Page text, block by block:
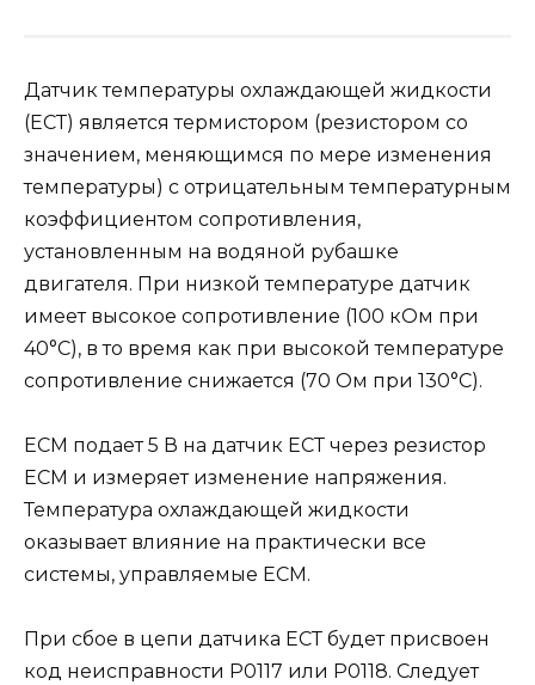
Датчик температуры охлаждающей жидкости
(ЕСТ) является термистором (резистором со
значением, меняющимся по мере изменения
температуры) с отрицательным температурным
коэффициентом сопротивления,
установленным на водяной рубашке
двигателя. При низкой температуре датчик
имеет высокое сопротивление (100 кОм при
40°С), в то время как при высокой температуре
сопротивление снижается (70 Ом при 130°С).
ЕСМ подает 5 В на датчик ЕСТ через резистор
ЕСМ и измеряет изменение напряжения.
Температура охлаждающей жидкости
оказывает влияние на практически все
системы, управляемые ЕСМ.
При сбое в цепи датчика ЕСТ будет присвоен
код неисправности Р0117 или Р0118. Следует